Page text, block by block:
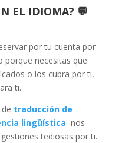
EL IDIOMA? 💬
por tu cuenta por
porque necesitas que
o los cubra por ti,
ti.
traducción de
lingüística nos
tediosas por ti.